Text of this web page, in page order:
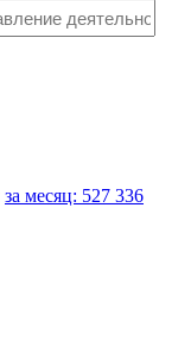
за месяц: 527 336